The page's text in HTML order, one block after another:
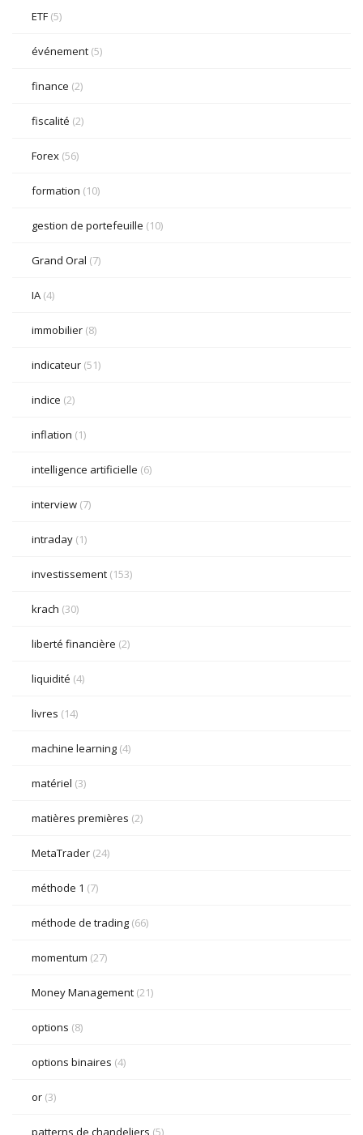
ETF (5)
événement (5)
finance (2)
fiscalité (2)
Forex (56)
formation (10)
gestion de portefeuille (10)
Grand Oral (7)
IA (4)
immobilier (8)
indicateur (51)
indice (2)
inflation (1)
intelligence artificielle (6)
interview (7)
intraday (1)
investissement (153)
krach (30)
liberté financière (2)
liquidité (4)
livres (14)
machine learning (4)
matériel (3)
matières premières (2)
MetaTrader (24)
méthode 1 (7)
méthode de trading (66)
momentum (27)
Money Management (21)
options (8)
options binaires (4)
or (3)
patterns de chandeliers (5)